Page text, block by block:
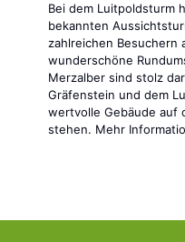
Bei dem Luitpoldsturm
bekannten
zahlreichen Besuchern
wunderschöne
Merzalber sind stolz
Gräfenstein und dem
wertvolle Gebäude auf
stehen. Mehr